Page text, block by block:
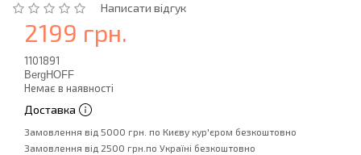
Написати відгук
2199 грн.
1101891
BergHOFF
Немає в наявності
Доставка
Замовлення від 5000 грн. по Києву кур'єром безкоштовно
Замовлення від 2500 грн.по Україні безкоштовно